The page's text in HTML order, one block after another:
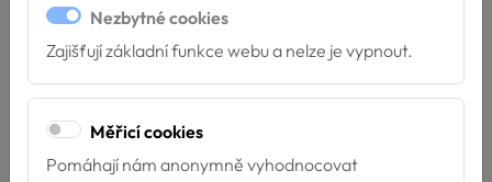
Nezbytné cookies
Zajišťují základní funkce webu a nelze je vypnout.
Měřicí cookies
Pomáhají nám anonymně vyhodnocovat